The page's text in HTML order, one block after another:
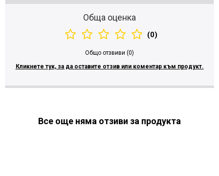
Обща оценка
(0)
Общо отзвиви (0)
Кликнете тук, за да оставите отзив или коментар към продукт.
Все още няма отзиви за продукта